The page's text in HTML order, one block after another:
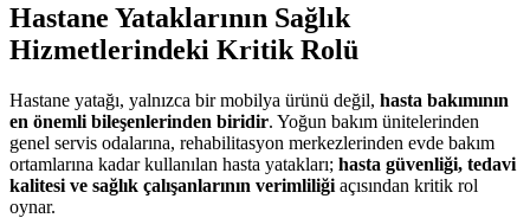
Hastane Yataklarının Sağlık
Hizmetlerindeki Kritik Rolü
Hastane yatağı, yalnızca bir mobilya ürünü değil, hasta bakımının
en önemli bileşenlerinden biridir. Yoğun bakım ünitelerinden
genel servis odalarına, rehabilitasyon merkezlerinden evde bakım
ortamlarına kadar kullanılan hasta yatakları; hasta güvenliği, tedavi
kalitesi ve sağlık çalışanlarının verimliliği açısından kritik rol
oynar.